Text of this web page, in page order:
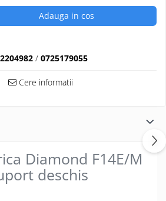
Adauga in cos
/ 0725179055
Cere informatii
Diamond F14E/M
deschis